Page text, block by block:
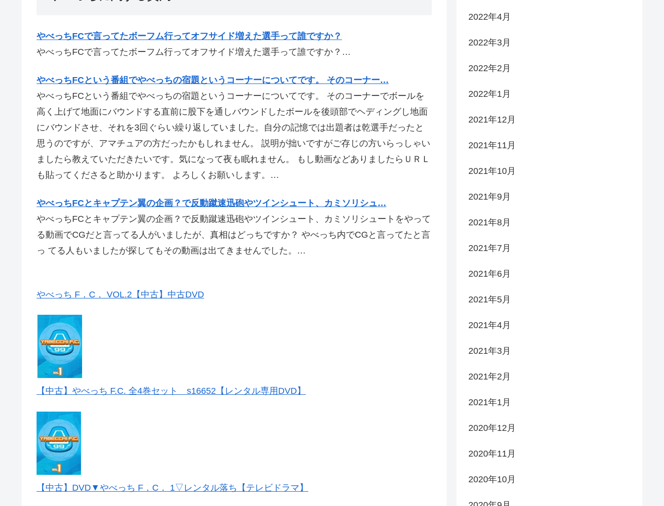
やべっちFCで言ってたボーフム行ってオフサイド増えた選手って誰ですか？
やべっちFCで言ってたボーフム行ってオフサイド増えた選手って誰ですか？…
やべっちFCという番組でやべっちの宿題というコーナーについてです。 そのコーナー…
やべっちFCという番組でやべっちの宿題というコーナーについてです。 そのコーナーでボールを
高く上げて地面にバウンドする直前に股下を通しバウンドしたボールを後頭部でヘディングし地面
にバウンドさせ、それを3回ぐらい繰り返していました。自分の記憶では出題者は乾選手だったと
思うのですが、アマチュアの方だったかもしれません。 説明が拙いですがご存じの方いらっしゃい
ましたら教えていただきたいです。気になって夜も眠れません。 もし動画などありましたらＵＲＬ
も貼ってくださると助かります。 よろしくお願いします。…
やべっちFCとキャプテン翼の企画？で反動蹴速迅砲やツインシュート、カミソリシュ…
やべっちFCとキャプテン翼の企画？で反動蹴速迅砲やツインシュート、カミソリシュートをやって
る動画でCGだと言ってる人がいましたが、真相はどっちですか？ やべっち内でCGと言ってたと言
っ てる人もいましたが探してもその動画は出てきませんでした。…
やべっち F．C． VOL.2【中古】中古DVD
【中古】やべっち F.C. 全4巻セット s16652【レンタル専用DVD】
【中古】DVD▼やべっち F．C． 1▽レンタル落ち【テレビドラマ】
2022年4月
2022年3月
2022年2月
2022年1月
2021年12月
2021年11月
2021年10月
2021年9月
2021年8月
2021年7月
2021年6月
2021年5月
2021年4月
2021年3月
2021年2月
2021年1月
2020年12月
2020年11月
2020年10月